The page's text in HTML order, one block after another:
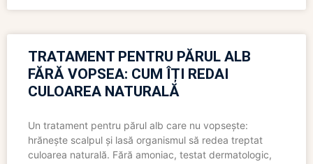
TRATAMENT PENTRU PĂRUL ALB
FĂRĂ VOPSEA: CUM ÎȚI REDAI
CULOAREA NATURALĂ
Un tratament pentru părul alb care nu vopsește:
hrănește scalpul și lasă organismul să redea treptat
culoarea naturală. Fără amoniac, testat dermatologic,